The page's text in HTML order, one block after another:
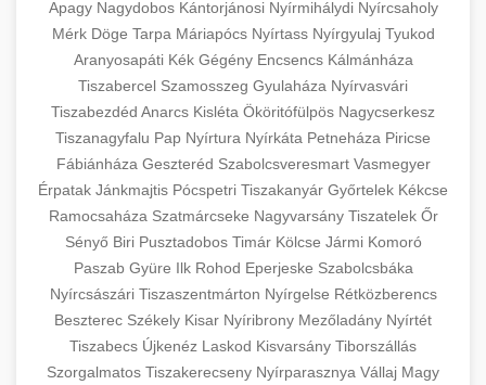
szeptest.com cosmetic breast surgery
flatter, more toned abdomen. Consultation
with certified plastic surgeons and
comprehensive aftercare.
szeptest.com
abdomen contouring surgery
👁️ szemhejplasztika +
Professional blepharoplasty procedures to
refresh your appearance. Upper and lower
eyelid surgery with experienced cosmetic
surgeons.
szeptest.com eyelid cosmetic procedure
📈 Paciensek Számának
Növelése
+
Case study showcasing 150% increase in
patient consultations through strategic
marketing. Learn proven methods for clinic
growth.
gildedeu.org clinic patient growth
🏥 Klinika Sikere
Esettanulmány
+
Detailed analysis of successful clinic strategies
resulting in significant patient acquisition
improvements and practice expansion.
🤖 AI Marketing Bejelentkezés +
Apagy Nagydobos Kántorjánosi Nyírmihálydi Nyírcsaholy
Mérk Döge Tarpa Máriapócs Nyírtass Nyírgyulaj Tyukod
Aranyosapáti Kék Gégény Encsencs Kálmánháza
Tiszabercel Szamosszeg Gyulaháza Nyírvasvári
Tiszabezdéd Anarcs Kisléta Ököritófülpös Nagycserkesz
Tiszanagyfalu Pap Nyírtura Nyírkáta Petneháza Piricse
Fábiánháza Geszteréd Szabolcsveresmart Vasmegyer
Érpatak Jánkmajtis Pócspetri Tiszakanyár Győrtelek Kékcse
Ramocsaháza Szatmárcseke Nagyvarsány Tiszatelek Őr
Sényő Biri Pusztadobos Timár Kölcse Jármi Komoró
Paszab Gyüre Ilk Rohod Eperjeske Szabolcsbáka
Nyírcsászári Tiszaszentmárton Nyírgelse Rétközberencs
Beszterec Székely Kisar Nyíribrony Mezőladány Nyírtét
Tiszabecs Újkenéz Laskod Kisvarsány Tiborszállás
Szorgalmatos Tiszakerecseny Nyírparasznya Vállaj Magy